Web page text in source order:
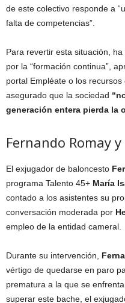
de este colectivo responde a
falta de competencias”.
Para revertir esta situación,
por la “formación continua”,
portal Empléate o los
asegurado que la sociedad
generación entera pierda la
Fernando Romay
El exjugador de baloncesto
programa Talento 45+ María
contado a los asistentes su
conversación moderada por
empleo de la entidad cameral.
Durante su intervención,
vértigo de quedarse en paro
prematura a la que se
superar este bache, el